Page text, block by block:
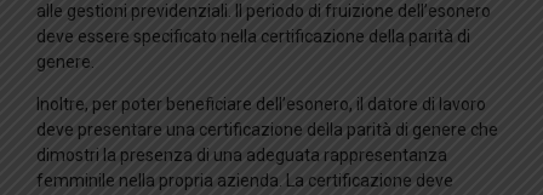
alle gestioni previdenziali. Il periodo di fruizione dell’esonero
deve essere specificato nella certificazione della parità di
genere.
Inoltre, per poter beneficiare dell’esonero, il datore di lavoro
deve presentare una certificazione della parità di genere che
dimostri la presenza di una adeguata rappresentanza
femminile nella propria azienda. La certificazione deve